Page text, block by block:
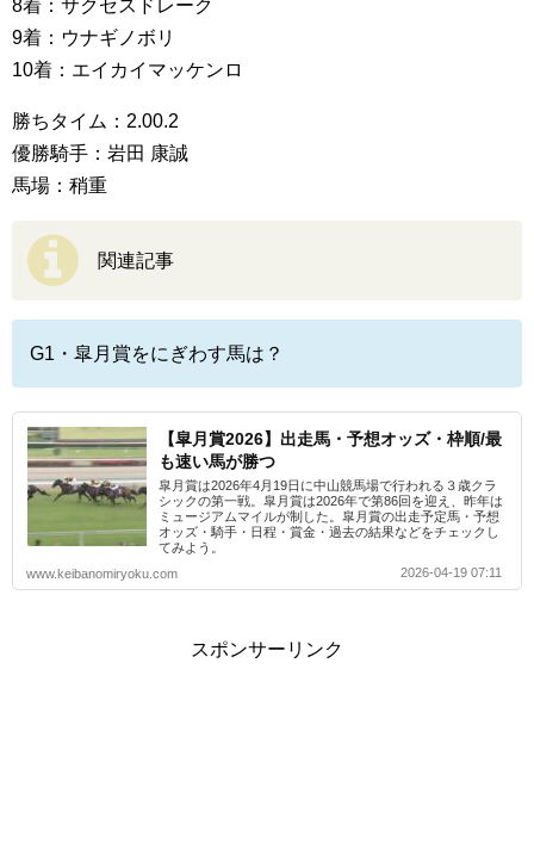
8着：サクセスドレーク
9着：ウナギノボリ
10着：エイカイマッケンロ
勝ちタイム：2.00.2
優勝騎手：岩田 康誠
馬場：稍重
関連記事
G1・皐月賞をにぎわす馬は？
【皐月賞2026】出走馬・予想オッズ・枠順/最
も速い馬が勝つ
皐月賞は2026年4月19日に中山競馬場で行われる３歳クラ
シックの第一戦。皐月賞は2026年で第86回を迎え、昨年は
ミュージアムマイルが制した。皐月賞の出走予定馬・予想
オッズ・騎手・日程・賞金・過去の結果などをチェックし
てみよう。
www.keibanomiryoku.com
2026-04-19 07:11
スポンサーリンク